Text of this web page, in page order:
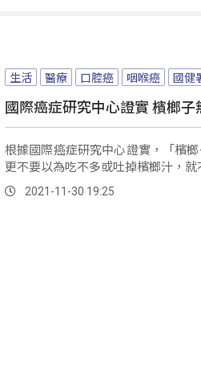
生活 醫療 口腔癌 咽喉癌 國健
國際癌症研究中心證實 檳榔
根據國際癌症研究中心證實，「檳
更不要以為吃不多或吐掉檳榔汁，就
2021-11-30 19:25